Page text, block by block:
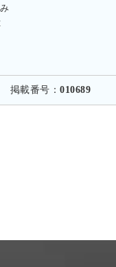
掲載番号：010689